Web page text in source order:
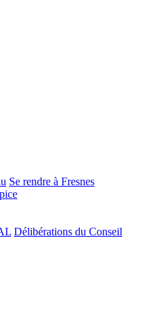
Se rendre à Fresnes
Délibérations du Conseil